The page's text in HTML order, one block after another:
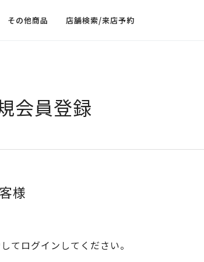
その他商品 店舗検索/来店予約
会員登録
様
てログインしてください。